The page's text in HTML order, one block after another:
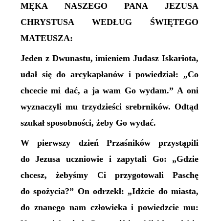
MĘKA NASZEGO PANA JEZUSA
CHRYSTUSA WEDŁUG ŚWIĘTEGO
MATEUSZA:
Jeden z Dwunastu, imieniem Judasz Iskariota,
udał się do arcykapłanów i powiedział: „Co
chcecie mi dać, a ja wam Go wydam.” A oni
wyznaczyli mu trzydzieści srebrników. Odtąd
szukał sposobności, żeby Go wydać.
W pierwszy dzień Przaśników przystąpili
do Jezusa uczniowie i zapytali Go: „Gdzie
chcesz, żebyśmy Ci przygotowali Paschę
do spożycia?” On odrzekł: „Idźcie do miasta,
do znanego nam człowieka i powiedzcie mu: